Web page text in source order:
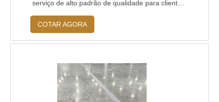
são de extrema importância em projetos de
Pisos industrias com alta capacidade de carga.
serviço de alto padrão de qualidade para clientes
que desejam fazer um investimento duradouro,
eficiente e resistente. Essa manutenção deve
sempre ser feita por uma empresa especializada
na hora de executar um serviço satisfatório....
COTAR AGORA